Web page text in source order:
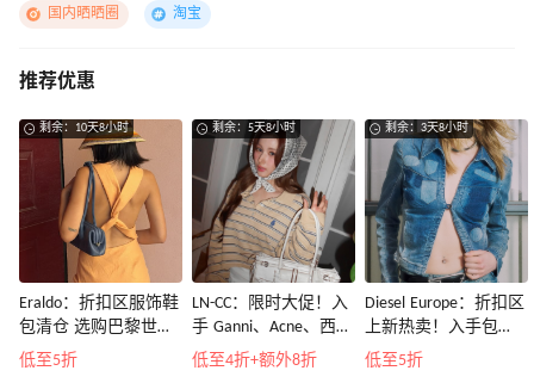
国内晒晒圈 淘宝
推荐优惠
剩余：10天8小时
Eraldo：折扣区服饰鞋
包清仓 选购巴黎世
家、Toteme、西太后
低至5折
剩余：5天8小时
LN-CC：限时大促！入
手 Ganni、Acne、西太
后等
低至4折+额外8折
剩余：3天8小时
Diesel Europe：折扣区
上新热卖！入手包
袋、服饰、鞋履等
低至5折